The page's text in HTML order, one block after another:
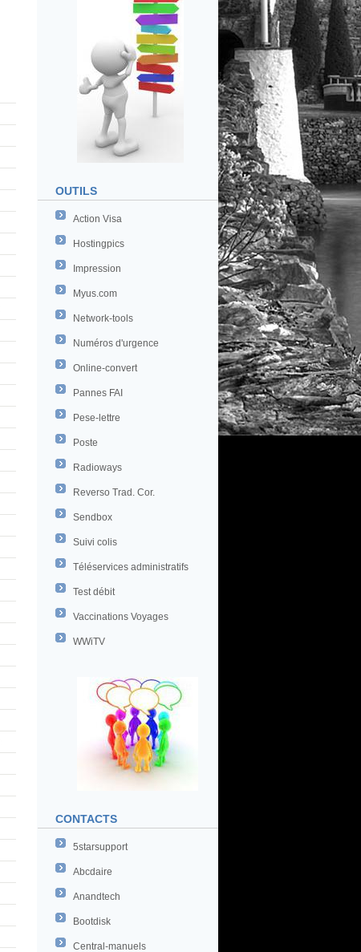
OUTILS
Action Visa
Hostingpics
Impression
Myus.com
Network-tools
Numéros d'urgence
Online-convert
Pannes FAI
Pese-lettre
Poste
Radioways
Reverso Trad. Cor.
Sendbox
Suivi colis
Téléservices administratifs
Test débit
Vaccinations Voyages
WWiTV
CONTACTS
5starsupport
Abcdaire
Anandtech
Bootdisk
Central-manuels